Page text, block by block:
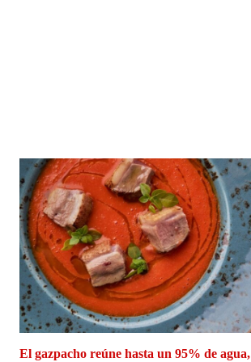
El gazpacho reúne hasta un 95% de agua,